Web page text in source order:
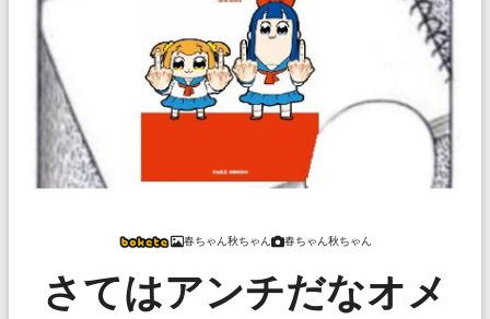
春ちゃん秋ちゃん 春ちゃん秋ちゃん
さてはアンチだなオメ